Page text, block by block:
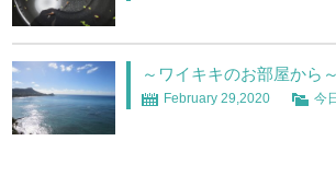
～ワイキキのお部屋から
February 29,2020 今